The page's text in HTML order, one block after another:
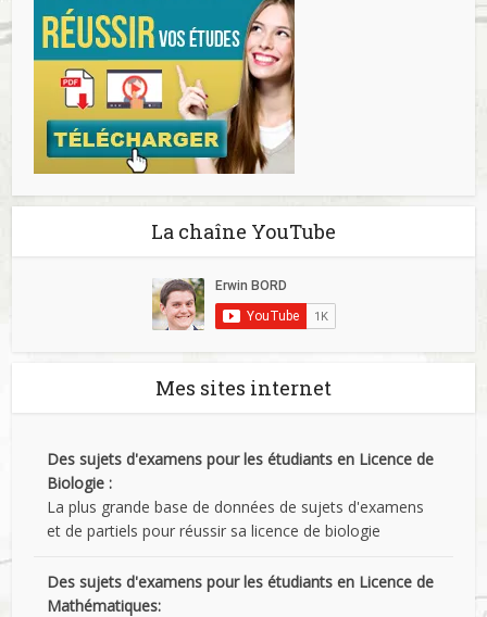
La chaîne YouTube
Mes sites internet
Des sujets d'examens pour les étudiants en Licence de
Biologie :
La plus grande base de données de sujets d'examens
et de partiels pour réussir sa licence de biologie
Des sujets d'examens pour les étudiants en Licence de
Mathématiques: